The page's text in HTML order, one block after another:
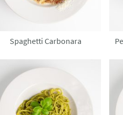
Spaghetti Carbonara